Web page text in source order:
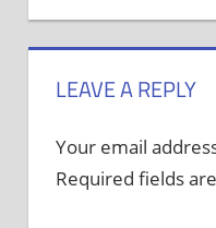
LEAVE A REPLY
Your email
Required fields